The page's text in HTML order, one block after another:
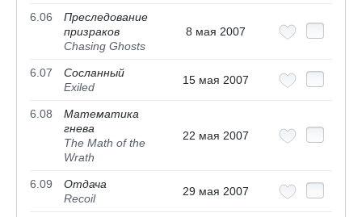
6.06
Преследование
призраков
Chasing Ghosts
8 мая 2007
6.07
Сосланный
Exiled
15 мая 2007
6.08
Математика
гнева
The Math of the
Wrath
22 мая 2007
6.09
Отдача
Recoil
29 мая 2007